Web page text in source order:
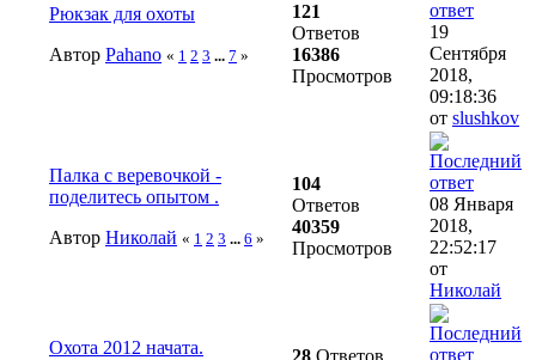
Рюкзак для охоты
Автор Pahano « 1 2 3 ... 7 »
121
Ответов
16386
Просмотров
19
Сентября
2018,
09:18:36
от slushkov
Палка с веревочкой -
поделитесь опытом .
Автор Николай « 1 2 3 ... 6 »
104
Ответов
40359
Просмотров
08 Января
2018,
22:52:17
от
Николай
Охота 2012 начата.
28 Ответов